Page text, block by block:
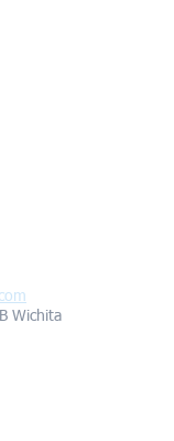
Wichita